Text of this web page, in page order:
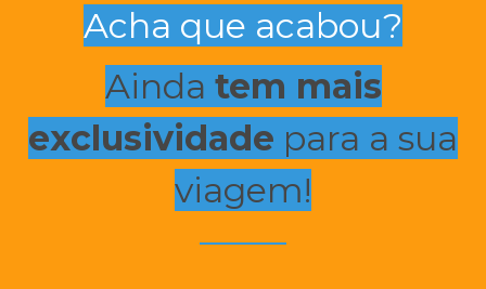
Acha que acabou?
Ainda tem mais
exclusividade para a sua
viagem!